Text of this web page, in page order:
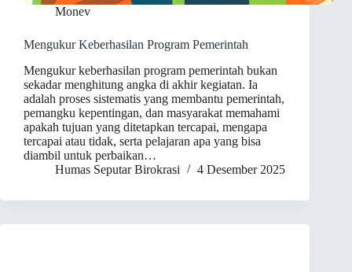
Monev
Mengukur Keberhasilan Program Pemerintah
Mengukur keberhasilan program pemerintah bukan
sekadar menghitung angka di akhir kegiatan. Ia
adalah proses sistematis yang membantu pemerintah,
pemangku kepentingan, dan masyarakat memahami
apakah tujuan yang ditetapkan tercapai, mengapa
tercapai atau tidak, serta pelajaran apa yang bisa
diambil untuk perbaikan…
Humas Seputar Birokrasi
4 Desember 2025